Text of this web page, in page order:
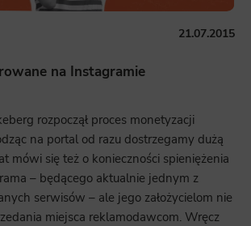
21.07.2015
na Instagramie
rozpoczął proces monetyzacji
na portal od razu dostrzegamy dużą
mówi się też o konieczności spieniężenia
– będącego aktualnie jednym z
serwisów – ale jego założycielom nie
miejsca reklamodawcom. Wręcz